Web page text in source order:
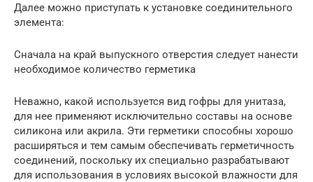
Далее можно приступать к установке соединительного
элемента:
Сначала на край выпускного отверстия следует нанести
необходимое количество герметика
Неважно, какой используется вид гофры для унитаза,
для нее применяют исключительно составы на основе
силикона или акрила. Эти герметики способны хорошо
расширяться и тем самым обеспечивать герметичность
соединений, поскольку их специально разрабатывают
для использования в условиях высокой влажности для